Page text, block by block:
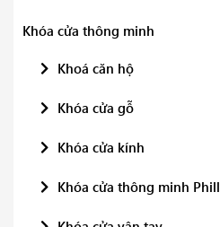
Khóa cửa thông minh
Khoá căn hộ
Khóa cửa gỗ
Khóa cửa kính
Khóa cửa thông minh